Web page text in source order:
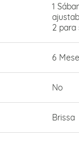
1
2 para
6
No
Brissa